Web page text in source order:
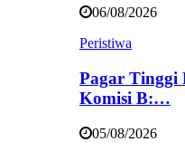
06/08/2026
Peristiwa
Pagar Tinggi
Komisi B:…
05/08/2026